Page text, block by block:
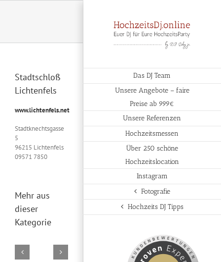
Das DJ Team
Unsere Angebote – faire
Preise ab 999€
Unsere Referenzen
Hochzeitsmessen
Über 250 schöne
Hochzeitslocation
Instagram
Fotografie
Hochzeits DJ Tipps
Stadtschloß
Lichtenfels
www.lichtenfels.net
Stadtknechtsgasse
5
96215 Lichtenfels
09571 7850
Mehr aus
dieser
Kategorie